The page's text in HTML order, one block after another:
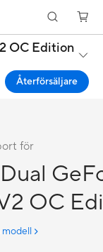
OC Edition
Återförsäljare
för
OC
modell